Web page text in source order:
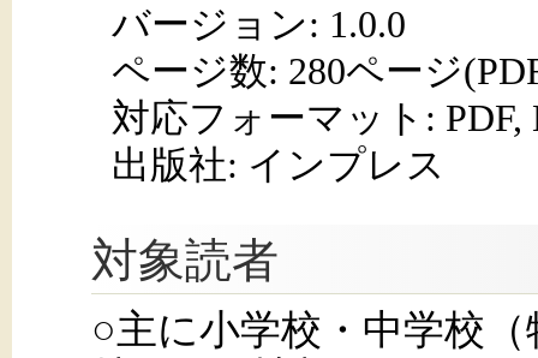
バージョン: 1.0.0
ページ数: 280ページ
対応フォーマット: PDF,
出版社: インプレス
対象読者
○主に小学校・中学校